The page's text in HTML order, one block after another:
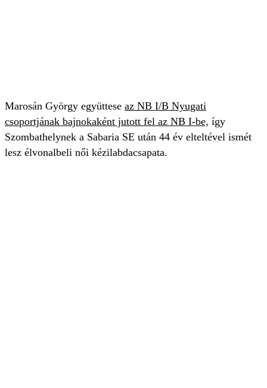
Marosán György együttese az NB I/B Nyugati
csoportjának bajnokaként jutott fel az NB I-be, így
Szombathelynek a Sabaria SE után 44 év elteltével ismét
lesz élvonalbeli női kézilabdacsapata.